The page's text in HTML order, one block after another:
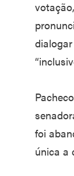
foi
única a